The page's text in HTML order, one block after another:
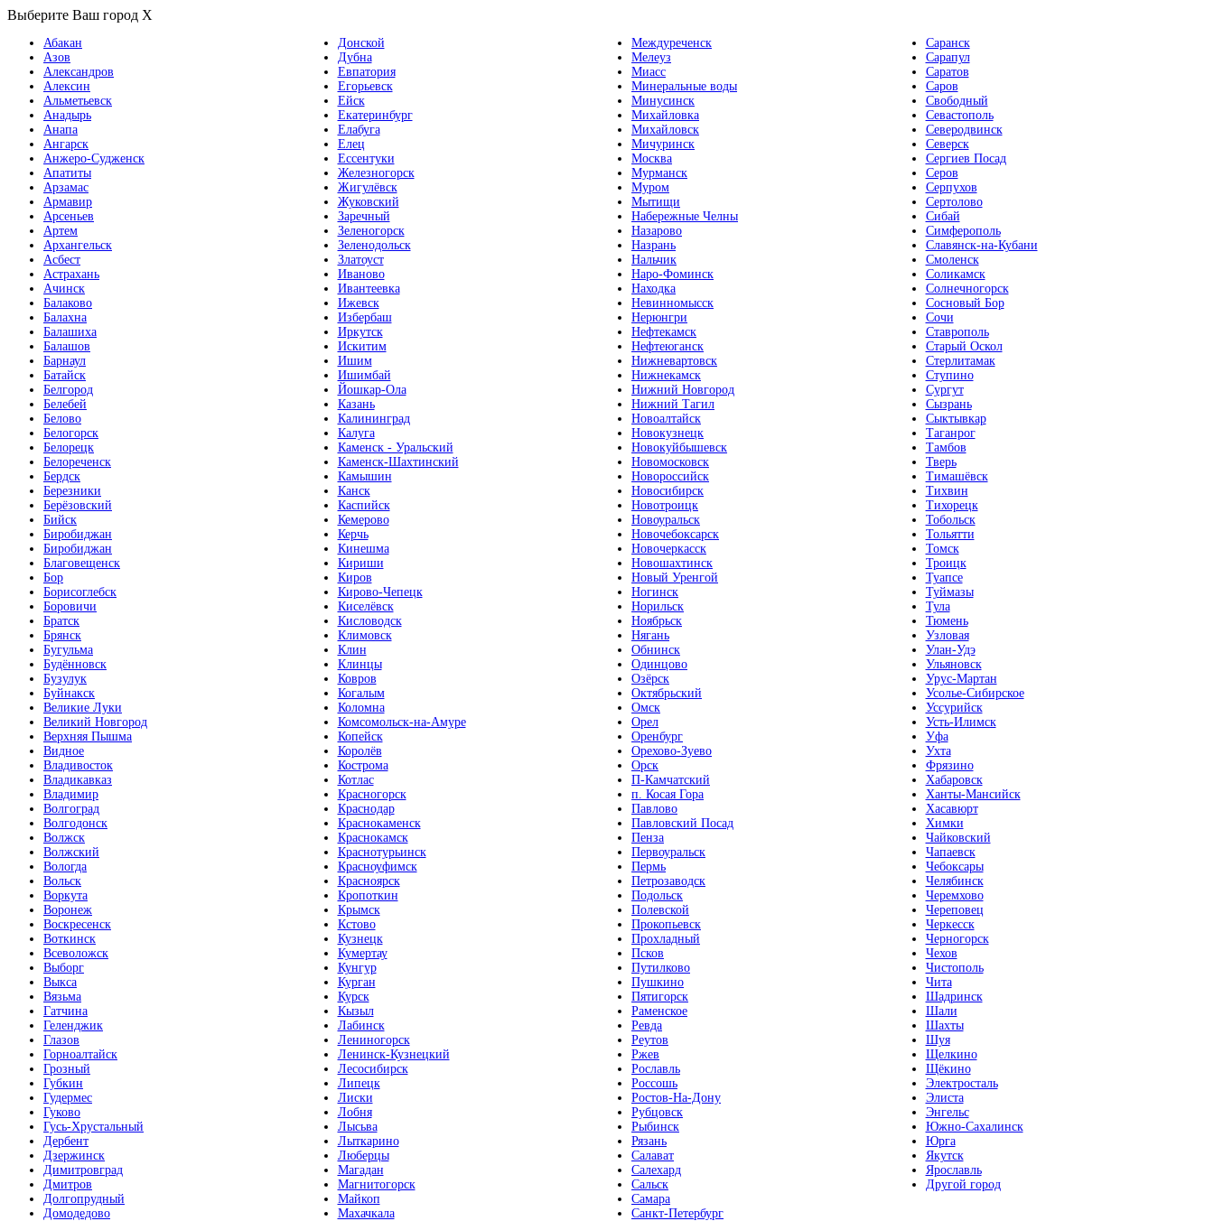
Выберите Ваш город X
Абакан
Азов
Александров
Алексин
Альметьевск
Анадырь
Анапа
Ангарск
Анжеро-Судженск
Апатиты
Арзамас
Армавир
Арсеньев
Артем
Архангельск
Асбест
Астрахань
Ачинск
Балаково
Балахна
Балашиха
Балашов
Барнаул
Батайск
Белгород
Белебей
Белово
Белогорск
Белорецк
Белореченск
Бердск
Березники
Берёзовский
Бийск
Биробиджан
Биробиджан
Благовещенск
Бор
Борисоглебск
Боровичи
Братск
Брянск
Бугульма
Будённовск
Бузулук
Буйнакск
Великие Луки
Великий Новгород
Верхняя Пышма
Видное
Владивосток
Владикавказ
Владимир
Волгоград
Волгодонск
Волжск
Волжский
Вологда
Вольск
Воркута
Воронеж
Воскресенск
Воткинск
Всеволожск
Выборг
Выкса
Вязьма
Гатчина
Геленджик
Глазов
Горноалтайск
Грозный
Губкин
Гудермес
Гуково
Гусь-Хрустальный
Дербент
Дзержинск
Димитровград
Дмитров
Долгопрудный
Домодедово
Донской
Дубна
Евпатория
Егорьевск
Ейск
Екатеринбург
Елабуга
Елец
Ессентуки
Железногорск
Жигулёвск
Жуковский
Заречный
Зеленогорск
Зеленодольск
Златоуст
Иваново
Ивантеевка
Ижевск
Избербаш
Иркутск
Искитим
Ишим
Ишимбай
Йошкар-Ола
Казань
Калининград
Калуга
Каменск - Уральский
Каменск-Шахтинский
Камышин
Канск
Каспийск
Кемерово
Керчь
Кинешма
Кириши
Киров
Кирово-Чепецк
Киселёвск
Кисловодск
Климовск
Клин
Клинцы
Ковров
Когалым
Коломна
Комсомольск-на-Амуре
Копейск
Королёв
Кострома
Котлас
Красногорск
Краснодар
Краснокаменск
Краснокамск
Краснотурьинск
Красноуфимск
Красноярск
Кропоткин
Крымск
Кстово
Кузнецк
Кумертау
Кунгур
Курган
Курск
Кызыл
Лабинск
Лениногорск
Ленинск-Кузнецкий
Лесосибирск
Липецк
Лиски
Лобня
Лысьва
Лыткарино
Люберцы
Магадан
Магнитогорск
Майкоп
Махачкала
Междуреченск
Мелеуз
Миасс
Минеральные воды
Минусинск
Михайловка
Михайловск
Мичуринск
Москва
Мурманск
Муром
Мытищи
Набережные Челны
Назарово
Назрань
Нальчик
Наро-Фоминск
Находка
Невинномысск
Нерюнгри
Нефтекамск
Нефтеюганск
Нижневартовск
Нижнекамск
Нижний Новгород
Нижний Тагил
Новоалтайск
Новокузнецк
Новокуйбышевск
Новомосковск
Новороссийск
Новосибирск
Новотроицк
Новоуральск
Новочебоксарск
Новочеркасск
Новошахтинск
Новый Уренгой
Ногинск
Норильск
Ноябрьск
Нягань
Обнинск
Одинцово
Озёрск
Октябрьский
Омск
Орел
Оренбург
Орехово-Зуево
Орск
П-Камчатский
п. Косая Гора
Павлово
Павловский Посад
Пенза
Первоуральск
Пермь
Петрозаводск
Подольск
Полевской
Прокопьевск
Прохладный
Псков
Путилково
Пушкино
Пятигорск
Раменское
Ревда
Реутов
Ржев
Рославль
Россошь
Ростов-На-Дону
Рубцовск
Рыбинск
Рязань
Салават
Салехард
Сальск
Самара
Санкт-Петербург
Саранск
Сарапул
Саратов
Саров
Свободный
Севастополь
Северодвинск
Северск
Сергиев Посад
Серов
Серпухов
Сертолово
Сибай
Симферополь
Славянск-на-Кубани
Смоленск
Соликамск
Солнечногорск
Сосновый Бор
Сочи
Ставрополь
Старый Оскол
Стерлитамак
Ступино
Сургут
Сызрань
Сыктывкар
Таганрог
Тамбов
Тверь
Тимашёвск
Тихвин
Тихорецк
Тобольск
Тольятти
Томск
Троицк
Туапсе
Туймазы
Тула
Тюмень
Узловая
Улан-Удэ
Ульяновск
Урус-Мартан
Усолье-Сибирское
Уссурийск
Усть-Илимск
Уфа
Ухта
Фрязино
Хабаровск
Ханты-Мансийск
Хасавюрт
Химки
Чайковский
Чапаевск
Чебоксары
Челябинск
Черемхово
Череповец
Черкесск
Черногорск
Чехов
Чистополь
Чита
Шадринск
Шали
Шахты
Шуя
Щелкино
Щёкино
Электросталь
Элиста
Энгельс
Южно-Сахалинск
Юрга
Якутск
Ярославль
Другой город